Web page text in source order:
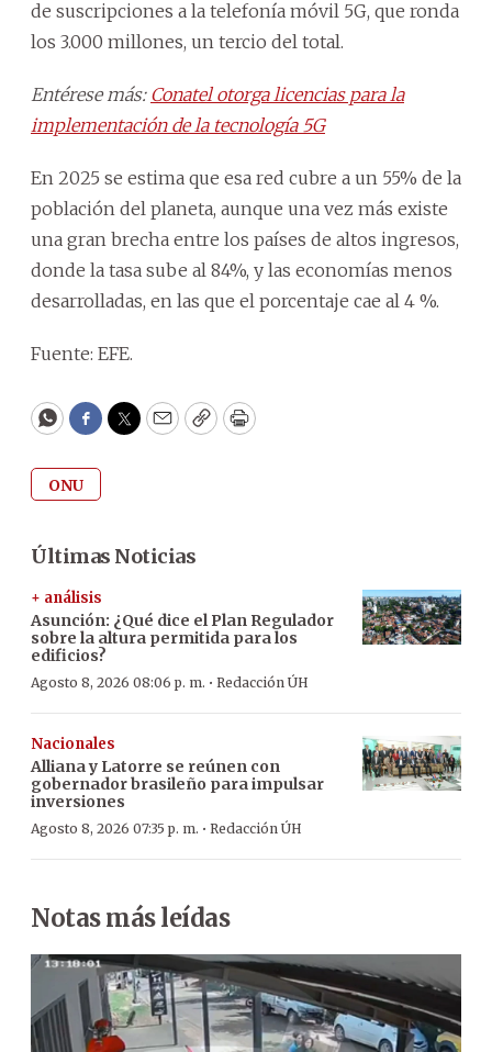
de suscripciones a la telefonía móvil 5G, que ronda
los 3.000 millones, un tercio del total.
Entérese más: Conatel otorga licencias para la
implementación de la tecnología 5G
En 2025 se estima que esa red cubre a un 55% de la
población del planeta, aunque una vez más existe
una gran brecha entre los países de altos ingresos,
donde la tasa sube al 84%, y las economías menos
desarrolladas, en las que el porcentaje cae al 4 %.
Fuente: EFE.
WhatsApp
Facebook
Twitter
EmailCopyPrint
ONU
Últimas Noticias
+ análisis
Asunción: ¿Qué dice el Plan Regulador
sobre la altura permitida para los
edificios?
Agosto 8, 2026 08:06 p. m. · Redacción ÚH
Nacionales
Alliana y Latorre se reúnen con
gobernador brasileño para impulsar
inversiones
Agosto 8, 2026 07:35 p. m. · Redacción ÚH
Notas más leídas